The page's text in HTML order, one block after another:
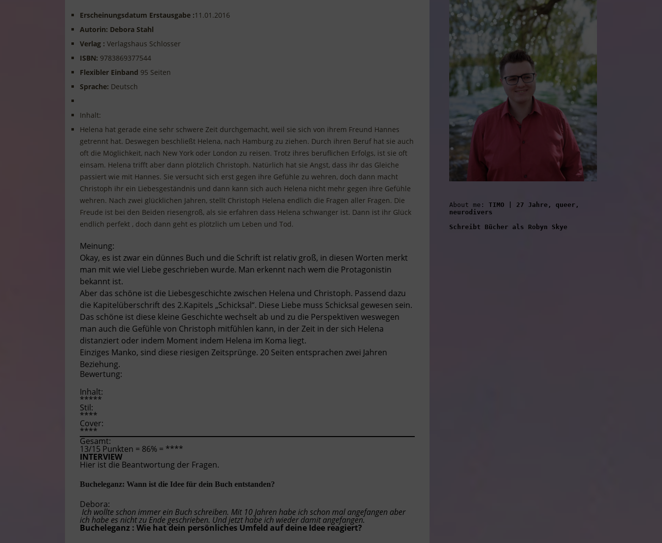
Erscheinungsdatum Erstausgabe :11.01.2016
Autorin: Debora Stahl
Verlag : Verlagshaus Schlosser
ISBN: 9783869377544
Flexibler Einband 95 Seiten
Sprache: Deutsch
Inhalt:
Helena hat gerade eine sehr schwere Zeit durchgemacht, weil sie sich von ihrem Freund Hannes
getrennt hat. Deswegen beschließt Helena, nach Hamburg zu ziehen. Durch ihren Beruf hat sie auch
oft die Möglichkeit, nach New York oder London zu reisen. Trotz ihres beruflichen Erfolgs, ist sie oft
einsam. Helena trifft aber dann plötzlich Christoph. Natürlich hat sie Angst, dass ihr das Gleiche
passiert wie mit Hannes. Sie versucht sich erst gegen ihre Gefühle zu wehren, doch dann macht
Christoph ihr ein Liebesgeständnis und dann kann sich auch Helena nicht mehr gegen ihre Gefühle
wehren. Nach zwei glücklichen Jahren, stellt Christoph Helena endlich die Fragen aller Fragen. Die
Freude ist bei den Beiden riesengroß, als sie erfahren dass Helena schwanger ist. Dann ist ihr Glück
endlich perfekt , doch dann geht es plötzlich um Leben und Tod.
Meinung:
Okay, es ist zwar ein dünnes Buch und die Schrift ist relativ groß, in diesen Worten merkt
man mit wie viel Liebe geschrieben wurde. Man erkennt nach wem die Protagonistin
bekannt ist.
Aber das schöne ist die Liebesgeschichte zwischen Helena und Christoph. Passend dazu
die Kapitelüberschrift des 2.Kapitels „Schicksal“. Diese Liebe muss Schicksal gewesen sein.
Das schöne ist diese kleine Geschichte wechselt ab und zu die Perspektiven weswegen
man auch die Gefühle von Christoph mitfühlen kann, in der Zeit in der sich Helena
distanziert oder indem Moment indem Helena im Koma liegt.
Einziges Manko, sind diese riesigen Zeitsprünge. 20 Seiten entsprachen zwei Jahren
Beziehung.
Bewertung:
Inhalt:
*****
Stil:
****
Cover:
****
Gesamt:
13/15 Punkten = 86% = ****
INTERVIEW
Hier ist die Beantwortung der Fragen.
Bucheleganz: Wann ist die Idee für dein Buch entstanden?
Debora:
Ich wollte schon immer ein Buch schreiben. Mit 10 Jahren habe ich schon mal angefangen aber
ich habe es nicht zu Ende geschrieben. Und jetzt habe ich wieder damit angefangen.
Bucheleganz : Wie hat dein persönliches Umfeld auf deine Idee reagiert?
About me: TIMO | 27 Jahre, queer,
neurodivers
Schreibt Bücher als Robyn Skye